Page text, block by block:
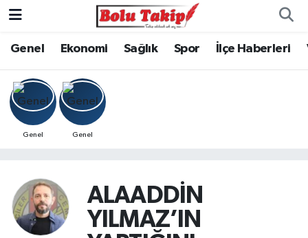
Genel Ekonomi Sağlık Spor İlçe Haberleri
Genel Genel
ALAADDİN
YILMAZ’IN